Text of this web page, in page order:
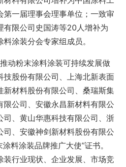
第一届理事会理事单位；一致审
有限公司史国涛等20人增补为
涂装分会专家组成员。
粉末涂料涂装可持续发展做
技股份有限公司、上海北新表面
新材料股份有限公司、桑瑞斯集
限公司、安徽永昌新材料有限公
司、黄山华惠科技有限公司、浙
司、安徽神剑新材料股份有限公
料涂装品牌推广大使”证书。
装行业现状、企业发展、市场竞